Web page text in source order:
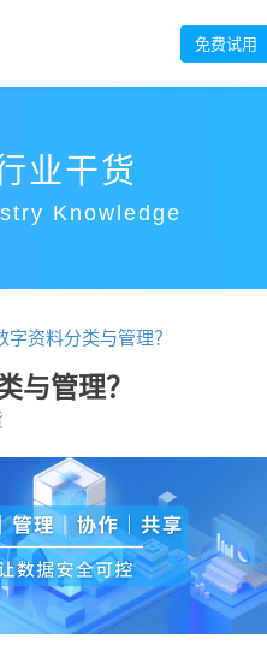
免费试用
业干货
Knowledge
字资料分类与管理？
与管理？